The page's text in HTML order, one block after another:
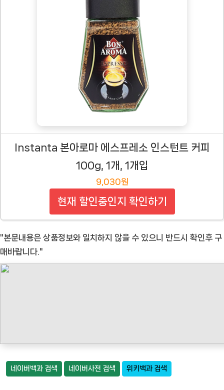
Instanta 본아로마 에스프레소 인스턴트 커피
100g, 1개, 1개입
9,030원
현재 할인중인지 확인하기
"본문내용은 상품정보와 일치하지 않을 수 있으니 반드시 확인후 구
매바랍니다."
네이버백과 검색 네이버사전 검색 위키백과 검색